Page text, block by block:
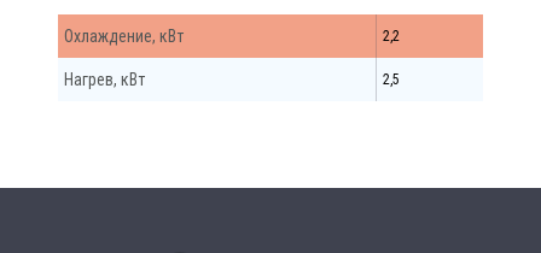
Охлаждение, кВт 2,2
Нагрев, кВт 2,5